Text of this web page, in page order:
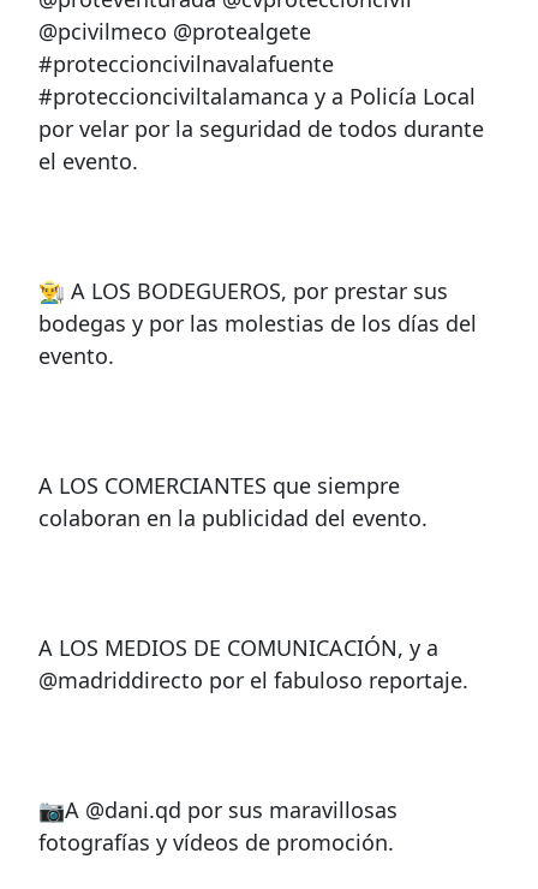
@pcivilmeco @protealgete
#proteccioncivilnavalafuente
#proteccionciviltalamanca y a Policía Local
por velar por la seguridad de todos durante
el evento.
👨‍🌾 A LOS BODEGUEROS, por prestar sus
bodegas y por las molestias de los días del
evento.
A LOS COMERCIANTES que siempre
colaboran en la publicidad del evento.
A LOS MEDIOS DE COMUNICACIÓN, y a
@madriddirecto por el fabuloso reportaje.
📷A @dani.qd por sus maravillosas
fotografías y vídeos de promoción.